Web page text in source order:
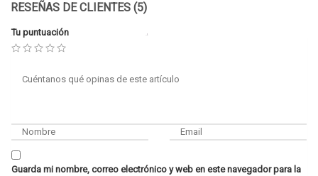
RESEÑAS DE CLIENTES (5)
Tu puntuación
Guarda mi nombre, correo electrónico y web en este navegador para la